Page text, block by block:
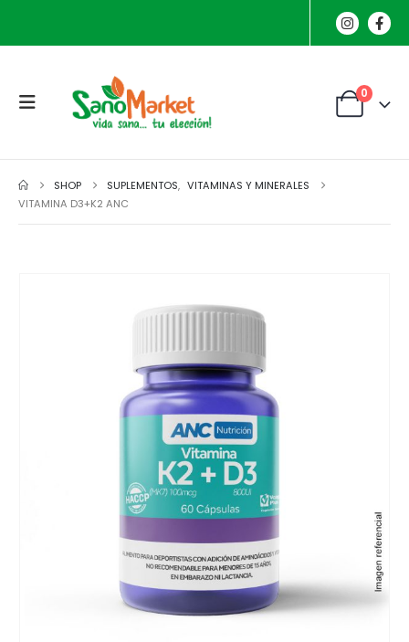
0
SHOP SUPLEMENTOS, VITAMINAS Y MINERALES
VITAMINA D3+K2 ANC